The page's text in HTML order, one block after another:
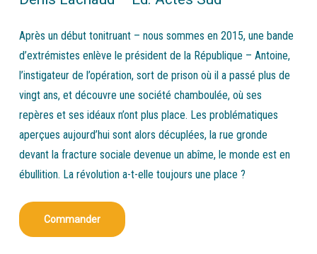
Après un début tonitruant – nous sommes en 2015, une bande
d’extrémistes enlève le président de la République – Antoine,
l’instigateur de l’opération, sort de prison où il a passé plus de
vingt ans, et découvre une société chamboulée, où ses
repères et ses idéaux n’ont plus place. Les problématiques
aperçues aujourd’hui sont alors décuplées, la rue gronde
devant la fracture sociale devenue un abîme, le monde est en
ébullition. La révolution a-t-elle toujours une place ?
Commander